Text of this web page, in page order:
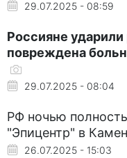
29.07.2025 - 08:59
Россияне
повреждена
29.07.2025 - 08:04
РФ ночью
"Эпицентр" в
26.07.2025 - 15:03